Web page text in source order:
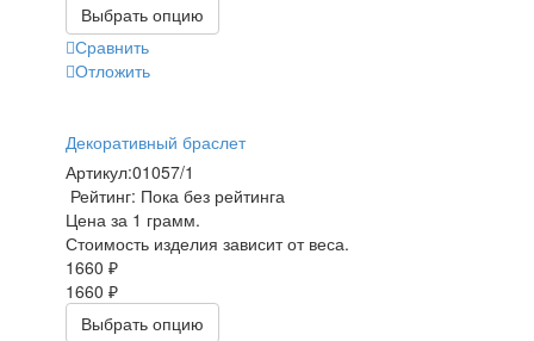
Выбрать опцию
Сравнить
Отложить
Декоративный браслет
Артикул:01057/1
Рейтинг: Пока без рейтинга
Цена за 1 грамм.
Стоимость изделия зависит от веса.
1660 ₽
1660 ₽
Выбрать опцию